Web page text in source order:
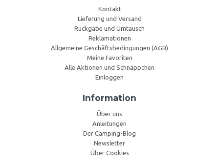
Kontakt
Lieferung und Versand
Rückgabe und Umtausch
Reklamationen
Allgemeine Geschäftsbedingungen (AGB)
Meine Favoriten
Alle Aktionen und Schnäppchen
Einloggen
Information
Über uns
Anleitungen
Der Camping-Blog
Newsletter
Über Cookies